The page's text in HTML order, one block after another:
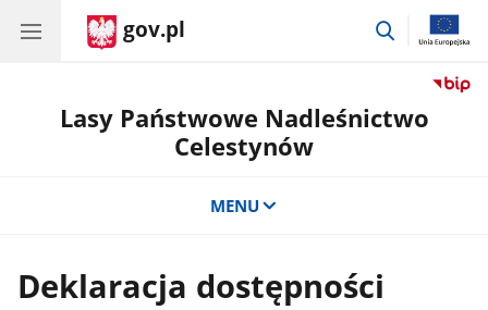
gov.pl
przejdź
Lasy Państwowe Nadleśnictwo
Celestynów
MENU
Deklaracja dostępności